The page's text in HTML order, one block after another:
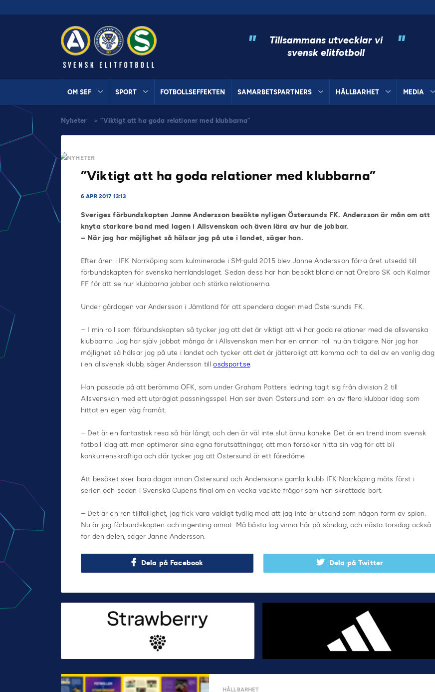
"
Tillsammans utvecklar vi
svensk elitfotboll
"
OM SEF SPORT FOTBOLLSEFFEKTEN SAMARBETSPARTNERS HÅLLBARHET MEDIA
Nyheter > ”Viktigt att ha goda relationer med klubbarna”
NYHETER
”Viktigt att ha goda relationer med klubbarna”
6 APR 2017 13:13
Sveriges förbundskapten Janne Andersson besökte nyligen Östersunds FK. Andersson är mån om att
knyta starkare band med lagen i Allsvenskan och även lära av hur de jobbar.
– När jag har möjlighet så hälsar jag på ute i landet, säger han.
Efter åren i IFK Norrköping som kulminerade i SM-guld 2015 blev Janne Andersson förra året utsedd till
förbundskapten för svenska herrlandslaget. Sedan dess har han besökt bland annat Örebro SK och Kalmar
FF för att se hur klubbarna jobbar och stärka relationerna.
Under gårdagen var Andersson i Jämtland för att spendera dagen med Östersunds FK.
– I min roll som förbundskapten så tycker jag att det är viktigt att vi har goda relationer med de allsvenska
klubbarna. Jag har själv jobbat många år i Allsvenskan men har en annan roll nu än tidigare. När jag har
möjlighet så hälsar jag på ute i landet och tycker att det är jätteroligt att komma och ta del av en vanlig dag
i en allsvensk klubb, säger Andersson tillosdsport.se.
Han passade på att berömma ÖFK, som under Graham Potters ledning tagit sig från division 2 till
Allsvenskan med ett utpräglat passningsspel. Han ser även Östersund som en av flera klubbar idag som
hittat en egen väg framåt.
– Det är en fantastisk resa så här långt, och den är väl inte slut ännu kanske. Det är en trend inom svensk
fotboll idag att man optimerar sina egna förutsättningar, att man försöker hitta sin väg för att bli
konkurrenskraftiga och där tycker jag att Östersund är ett föredöme.
Att besöket sker bara dagar innan Östersund och Anderssons gamla klubb IFK Norrköping möts först i
serien och sedan i Svenska Cupens final om en vecka väckte frågor som han skrattade bort.
– Det är en ren tillfällighet, jag fick vara väldigt tydlig med att jag inte är utsänd som någon form av spion.
Nu är jag förbundskapten och ingenting annat. Må bästa lag vinna här på söndag, och nästa torsdag också
för den delen, säger Janne Andersson.
Dela på Facebook Dela på Twitter
HÅLLBARHET